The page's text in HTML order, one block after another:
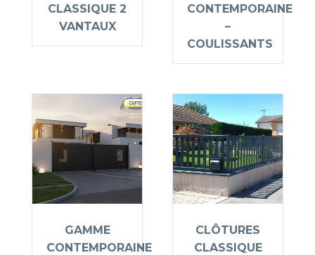
CLASSIQUE 2
VANTAUX
CONTEMPORAINE
–
COULISSANTS
GAMME
CONTEMPORAINE
CLÔTURES
CLASSIQUE